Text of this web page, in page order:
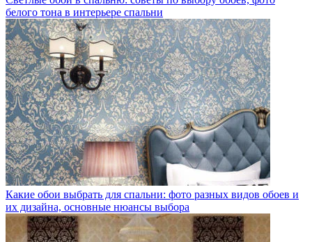
белого тона в интерьере спальни
Какие обои выбрать для спальни: фото разных видов обоев и
их дизайна, основные нюансы выбора